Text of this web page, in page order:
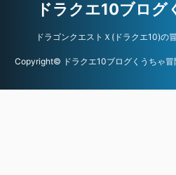
ドラクエ10ブログ
ドラゴンクエストＸ(ドラクエ10)の
Copyright© ドラクエ10ブログくうちゃ